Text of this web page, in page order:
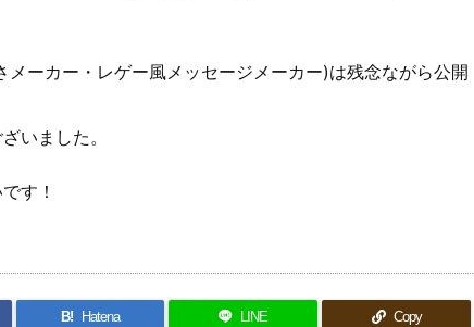
ーカー・レゲー風メッセージメーカー)は残念ながら公開
いました。
す！
B! Hatena LINE Copy